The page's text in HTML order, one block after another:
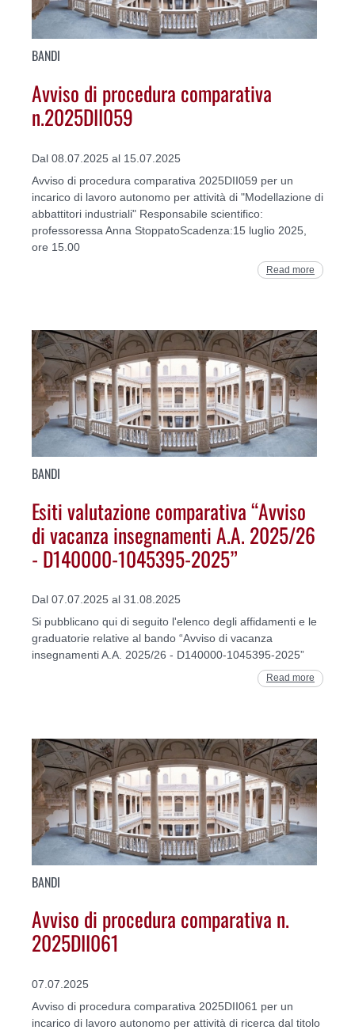
BANDI
Avviso di procedura comparativa
n.2025DII059
Dal 08.07.2025 al 15.07.2025
Avviso di procedura comparativa 2025DII059 per un
incarico di lavoro autonomo per attività di "Modellazione di
abbattitori industriali" Responsabile scientifico:
professoressa Anna StoppatoScadenza:15 luglio 2025,
ore 15.00
Read more
BANDI
Esiti valutazione comparativa “Avviso
di vacanza insegnamenti A.A. 2025/26
- D140000-1045395-2025”
Dal 07.07.2025 al 31.08.2025
Si pubblicano qui di seguito l'elenco degli affidamenti e le
graduatorie relative al bando “Avviso di vacanza
insegnamenti A.A. 2025/26 - D140000-1045395-2025”
Read more
BANDI
Avviso di procedura comparativa n.
2025DII061
07.07.2025
Avviso di procedura comparativa 2025DII061 per un
incarico di lavoro autonomo per attività di ricerca dal titolo